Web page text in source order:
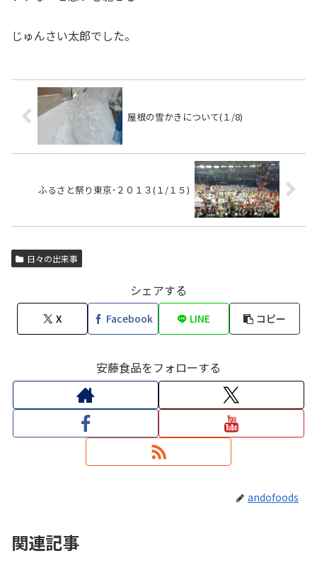
じゅんさい太郎でした。
屋根の雪かきについて(１/8)
ふるさと祭り東京･２０１３(１/１５)
日々の出来事
シェアする
X Facebook LINE コピー
安藤食品をフォローする
andofoods
関連記事